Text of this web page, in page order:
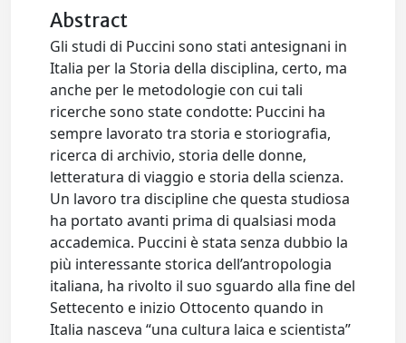
Abstract
Gli studi di Puccini sono stati antesignani in
Italia per la Storia della disciplina, certo, ma
anche per le metodologie con cui tali
ricerche sono state condotte: Puccini ha
sempre lavorato tra storia e storiografia,
ricerca di archivio, storia delle donne,
letteratura di viaggio e storia della scienza.
Un lavoro tra discipline che questa studiosa
ha portato avanti prima di qualsiasi moda
accademica. Puccini è stata senza dubbio la
più interessante storica dell’antropologia
italiana, ha rivolto il suo sguardo alla fine del
Settecento e inizio Ottocento quando in
Italia nasceva “una cultura laica e scientista”